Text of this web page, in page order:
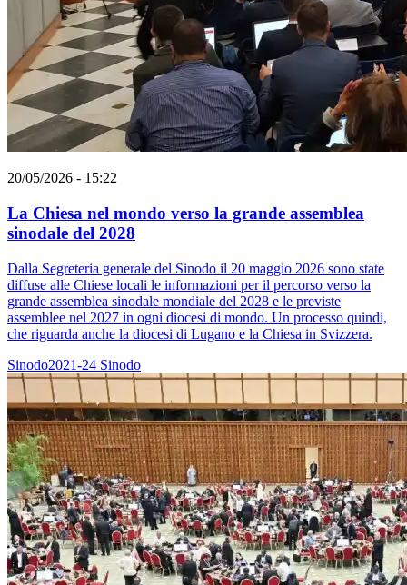
20/05/2026 - 15:22
La Chiesa nel mondo verso la grande assemblea
sinodale del 2028
Dalla Segreteria generale del Sinodo il 20 maggio 2026 sono state
diffuse alle Chiese locali le informazioni per il percorso verso la
grande assemblea sinodale mondiale del 2028 e le previste
assemblee nel 2027 in ogni diocesi di mondo. Un processo quindi,
che riguarda anche la diocesi di Lugano e la Chiesa in Svizzera.
Sinodo2021-24 Sinodo